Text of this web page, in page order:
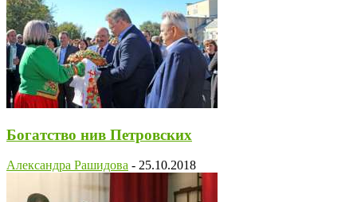
Богатство нив Петровских
Александра Рашидова - 25.10.2018